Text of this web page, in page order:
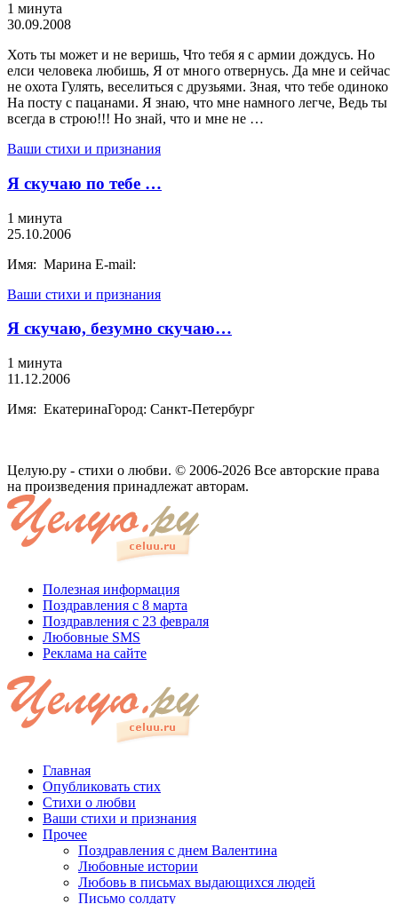
1 минута
30.09.2008
Хоть ты может и не веришь, Что тебя я с армии дождусь. Но
елси человека любишь, Я от много отвернусь. Да мне и сейчас
не охота Гулять, веселиться с друзьями. Зная, что тебе одиноко
На посту с пацанами. Я знаю, что мне намного легче, Ведь ты
всегда в строю!!! Но знай, что и мне не …
Ваши стихи и признания
Я скучаю по тебе …
1 минута
25.10.2006
Имя: Марина E-mail:
Ваши стихи и признания
Я скучаю, безумно скучаю…
1 минута
11.12.2006
Имя: ЕкатеринаГород: Санкт-Петербург
Целую.ру - стихи о любви. © 2006-2026 Все авторские права
на произведения принадлежат авторам.
Полезная информация
Поздравления с 8 марта
Поздравления с 23 февраля
Любовные SMS
Реклама на сайте
Главная
Опубликовать стих
Стихи о любви
Ваши стихи и признания
Прочее
Поздравления с днем Валентина
Любовные истории
Любовь в письмах выдающихся людей
Письмо солдату